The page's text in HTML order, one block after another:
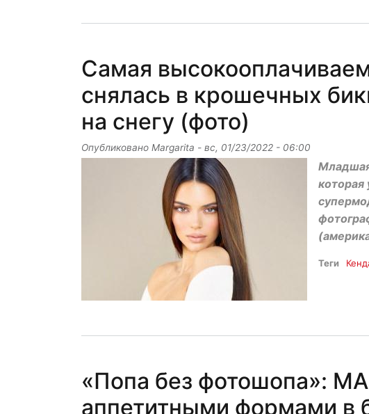
Самая
снялась в крошечных
на снегу (фото)
Опубликовано Margarita - вс, 01/23/2022 - 06:00
которая
Теги
«Попа без фотошопа»:
аппетитными формами в